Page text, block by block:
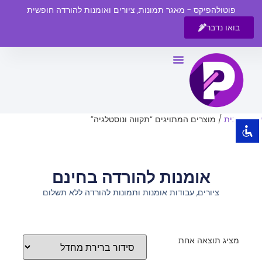
visibility_off השבת את ההבזקים
title סמן כותרות
צבע רקע
zoom_out
הקטנת גופן
הגדלת גופן
ניגודיות בהירה
פוטולהפיקס - מאגר תמונות, ציורים ואומנות להורדה חופשית
בואו נדבר
עמוד הבית / מוצרים המתויגים “תקווה ונוסטלגיה”
אומנות להורדה בחינם
ציורים, עבודות אומנות ותמונות להורדה ללא תשלום
מציג תוצאה אחת